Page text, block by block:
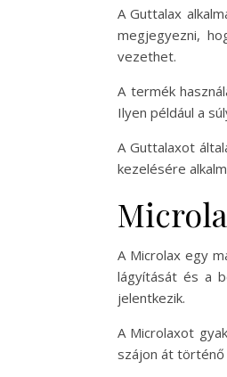
A Guttalax
megjegyezni,
vezethet.
A termék
Ilyen például a
A Guttalaxot
kezelésére
A Microlax egy
lágyítását és a
jelentkezik.
A Microlaxot
szájon át történő